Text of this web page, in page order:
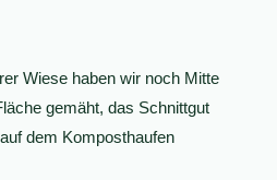
Wiese haben wir noch Mitte
gemäht, das Schnittgut
dem Komposthaufen